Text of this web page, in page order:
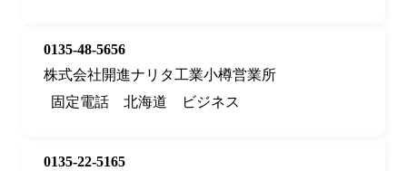
0135-48-5656
株式会社開進ナリタ工業小樽営業所
固定電話
北海道 ビジネス
0135-22-5165